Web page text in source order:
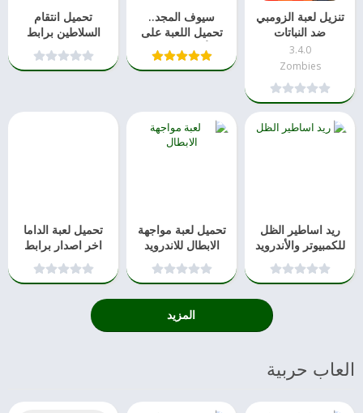
تنزيل لعبة الزومبي
ضد النباتات
3.4.0
Zombies
سيوف المجد..
تحميل اللعبة على
الأندوريد 2021
تحميل انتقام
السلاطين برابط
مباشر 2021
ريد اساطير الظل
للكمبيوتر والأندرويد
2021
تحميل لعبة مواجهة
الابطال للاندرويد
والايفون 2021
تحميل لعبة الداما
اخر اصدار برابط
مباشر للاندرويد
المزيد
العاب حربية